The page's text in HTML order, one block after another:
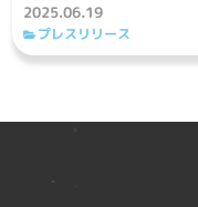
2025.06.19
プレスリリース